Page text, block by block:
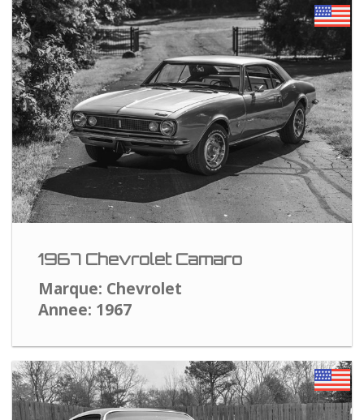
1967 Chevrolet Camaro
Marque: Chevrolet
Annee: 1967